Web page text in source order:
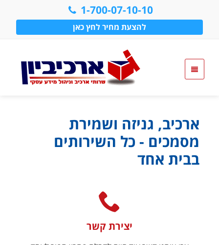
1-700-07-10-10
להצעת מחיר לחץ כאן
ארכיב, גניזה ושמירת
מסמכים - כל השירותים
בבית אחד
יצירת קשר